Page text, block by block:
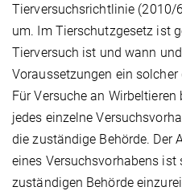
Tierversuchsrichtlinie (2010/
um. Im Tierschutzgesetz ist
Tierversuch ist und wann
Voraussetzungen ein
Für Versuche an
jedes einzelne
die zuständige Behörde. Der
eines Versuchsvorhabens ist
zuständigen Behörde